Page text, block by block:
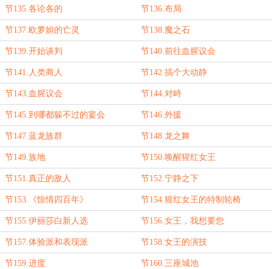
节135.各论各的 节136.布局
节137.欧萝妲的亡灵 节138.魔之石
节139.开始谈判 节140.前往血腥议会
节141.人类商人 节142.搞个大动静
节143.血腥议会 节144.对峙
节145.到哪都躲不过的宴会 节146.外援
节147.蓝龙族群 节148.龙之舞
节149.族地 节150.唤醒猩红女王
节151.真正的敌人 节152.宁静之下
节153.《惊情四百年》 节154.猩红女王的特制轮椅
节155.伊丽莎白新人选 节156.女王，我想要您
节157.体验派和表现派 节158.女王的演技
节159.进度 节160.三座城池